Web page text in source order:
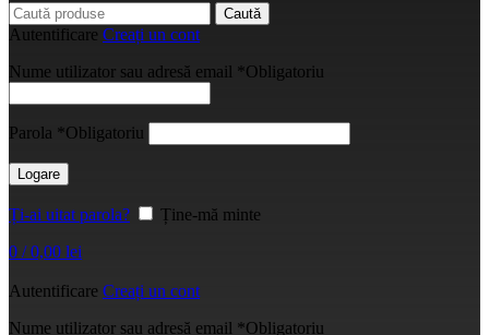
Caută
Autentificare Creați un cont
Nume utilizator sau adresă email *Obligatoriu
Parola *Obligatoriu
Logare
Ți-ai uitat parola?
Ține-mă minte
0 / 0,00 lei
Autentificare Creați un cont
Nume utilizator sau adresă email *Obligatoriu